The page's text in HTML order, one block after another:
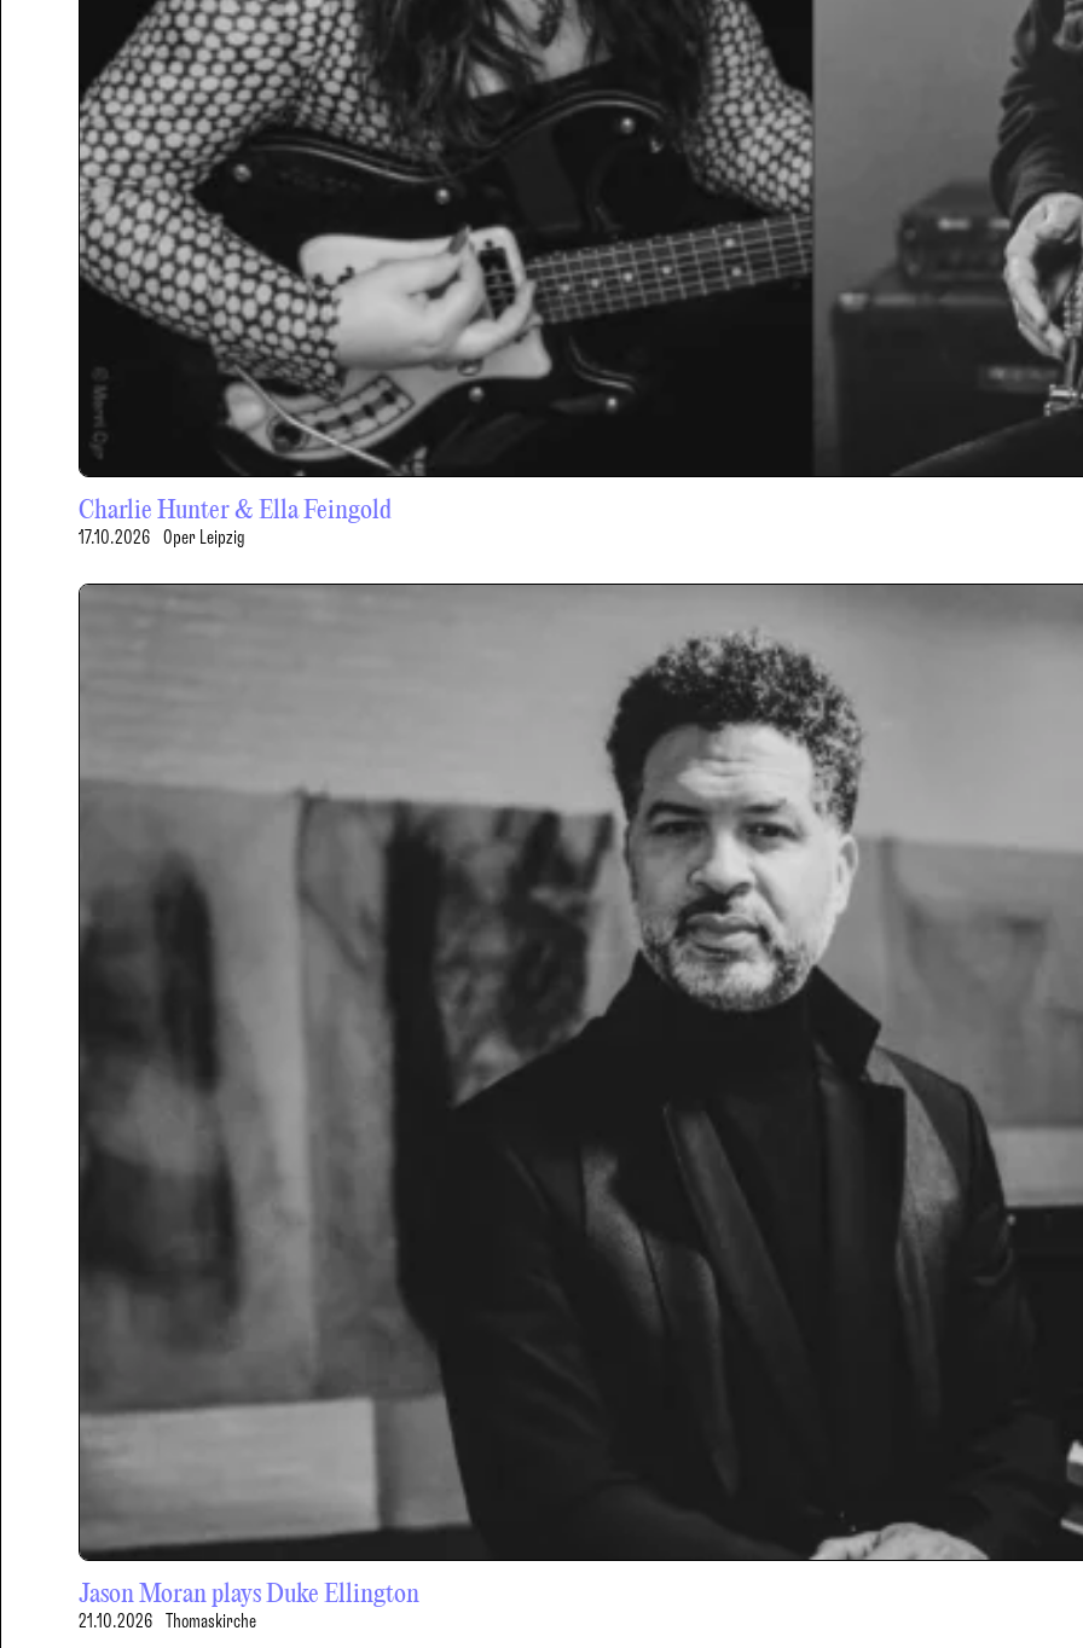
Charlie Hunter & Ella Feingold
17.10.2026 Oper Leipzig
Jason Moran plays Duke Ellington
21.10.2026 Thomaskirche